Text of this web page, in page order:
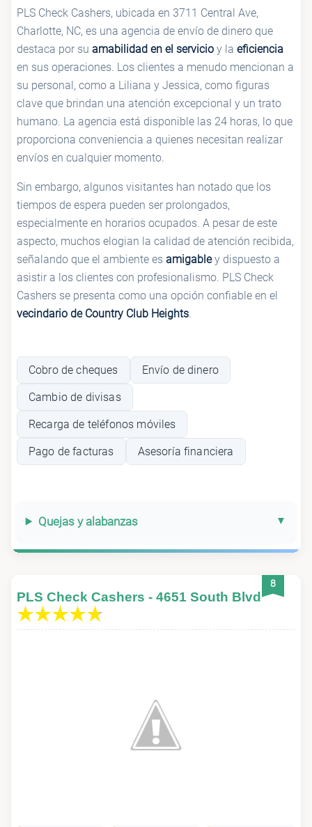
PLS Check Cashers, ubicada en 3711 Central Ave,
Charlotte, NC, es una agencia de envío de dinero que
destaca por su amabilidad en el servicio y la eficiencia
en sus operaciones. Los clientes a menudo mencionan a
su personal, como a Liliana y Jessica, como figuras
clave que brindan una atención excepcional y un trato
humano. La agencia está disponible las 24 horas, lo que
proporciona conveniencia a quienes necesitan realizar
envíos en cualquier momento.
Sin embargo, algunos visitantes han notado que los
tiempos de espera pueden ser prolongados,
especialmente en horarios ocupados. A pesar de este
aspecto, muchos elogian la calidad de atención recibida,
señalando que el ambiente es amigabley dispuesto a
asistir a los clientes con profesionalismo. PLS Check
Cashers se presenta como una opción confiable en el
vecindario de Country Club Heights.
Cobro de cheques Envío de dinero
Cambio de divisas
Recarga de teléfonos móviles
Pago de facturas Asesoría financiera
Quejas y alabanzas
8
PLS Check Cashers - 4651 South Blvd